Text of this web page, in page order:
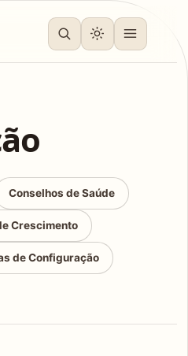
Conselhos de Saúde
Crescimento
de Configuração